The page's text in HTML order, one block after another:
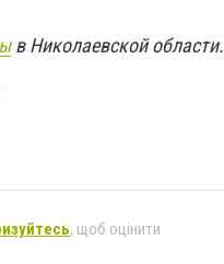
в Николаевской области.
, щоб оцінити